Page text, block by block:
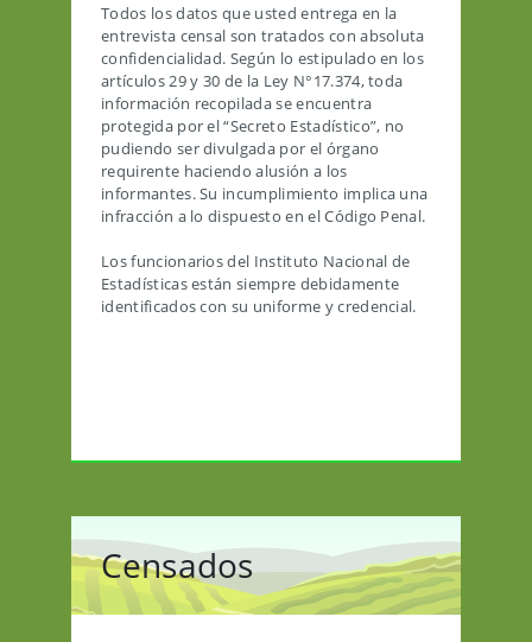
Todos los datos que usted entrega en la
entrevista censal son tratados con absoluta
confidencialidad. Según lo estipulado en los
artículos 29 y 30 de la Ley N°17.374, toda
información recopilada se encuentra
protegida por el “Secreto Estadístico”, no
pudiendo ser divulgada por el órgano
requirente haciendo alusión a los
informantes. Su incumplimiento implica una
infracción a lo dispuesto en el Código Penal.
Los funcionarios del Instituto Nacional de
Estadísticas están siempre debidamente
identificados con su uniforme y credencial.
Censados